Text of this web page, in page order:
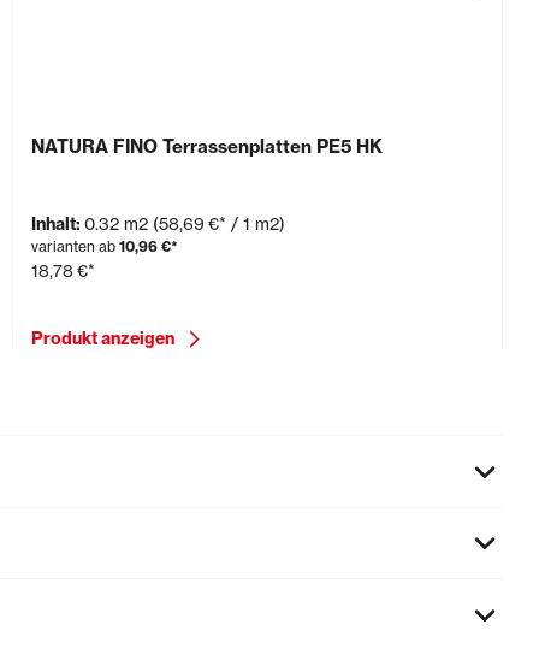
NATURA FINO Terrassenplatten PE5 HK
Inhalt: 0.32 m2 (58,69 €* / 1 m2)
varianten ab 10,96 €*
18,78 €*
Produkt anzeigen